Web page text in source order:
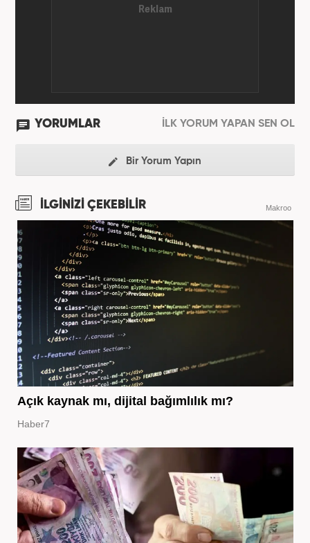
YORUMLAR İLK YORUM YAPAN SEN OL
Bir Yorum Yapın
İLGİNİZİ ÇEKEBİLİR Makroo
Açık kaynak mı, dijital bağımlılık mı?
Haber7